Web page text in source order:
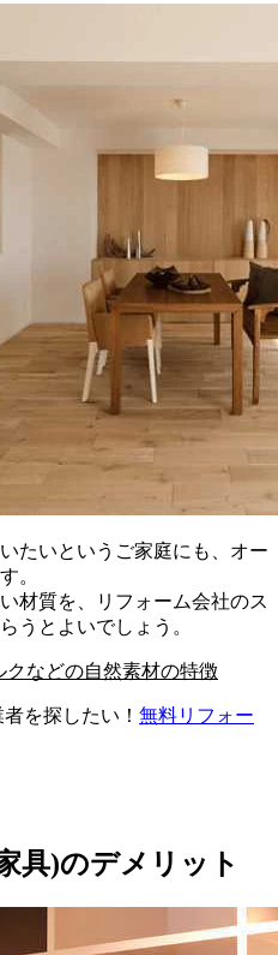
たいというご家庭にも、オー
。
材質を、リフォーム会社のス
うとよいでしょう。
などの自然素材の特徴
を探したい！ 無料リフォー
具)のデメリット